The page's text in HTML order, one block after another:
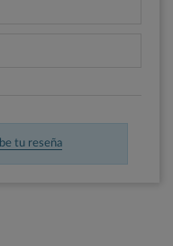
tu reseña